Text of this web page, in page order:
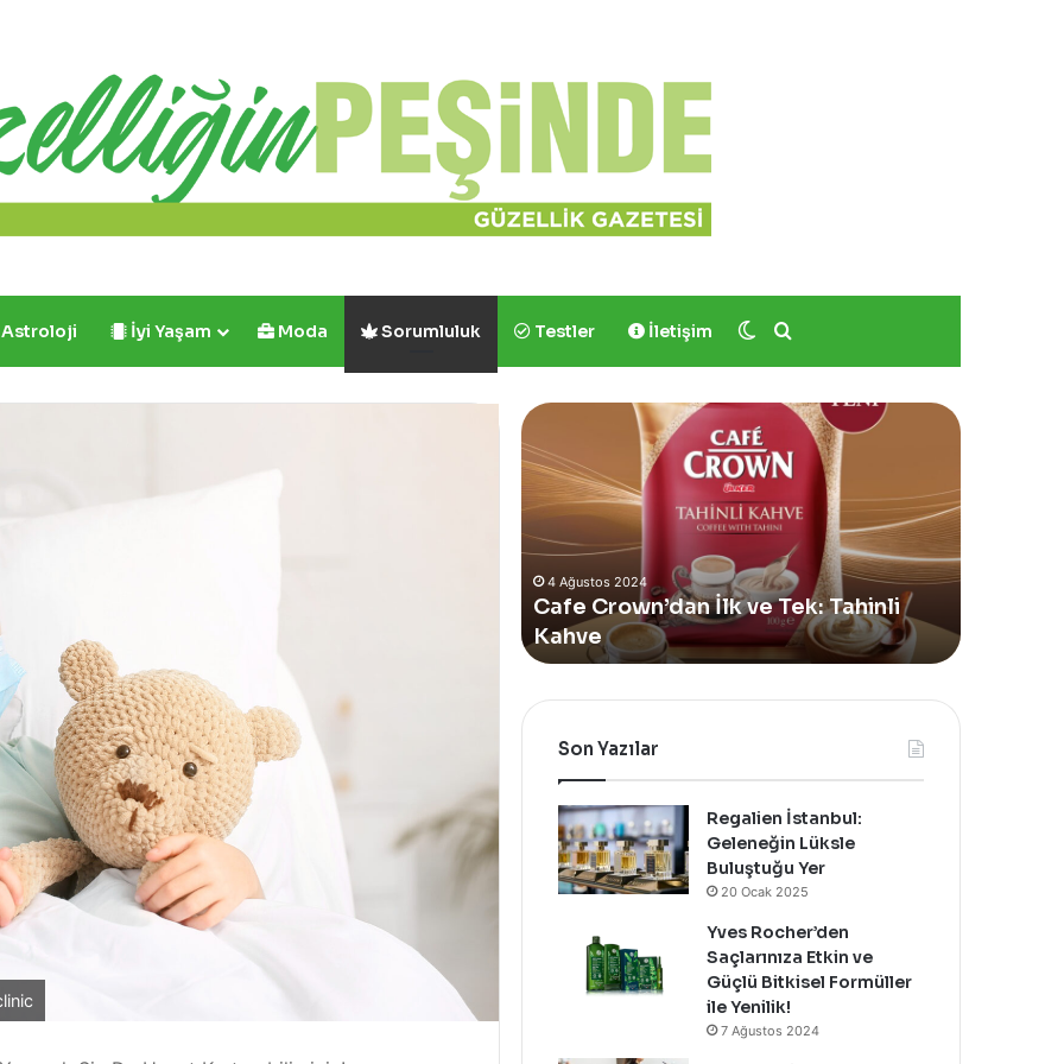
İyi Yaşam Moda Sorumluluk Testler İletişim Dış görünümü değiştir
Arama yap ...
Golden
Cafe Crown’dan İlk ve Tek: Tahinli
Yves
Rocher,
Momo
Bodrum’da
Yer
Alan
Yeni
Summer
Pop-
Up
Mağazasını
Kutladı!
4 Ağustos 2024
Yves Rocher, Momo Bodrum’da Yer
Alan Yeni Summer Pop-Up
Özel Bir Davet İle Kutladı!
Son Yazılar
Regalien İstanbul:
Geleneğin Lüksle
Buluştuğu Yer
20 Ocak 2025
Yves Rocher’den
Saçlarınıza Etkin ve
Güçlü Bitkisel Formüller
ile Yenilik!
7 Ağustos 2024